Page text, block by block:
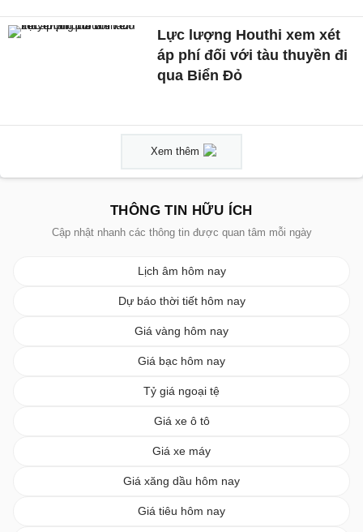
Lực lượng Houthi xem xét
áp phí đối với tàu thuyền đi
qua Biển Đỏ
Xem thêm
THÔNG TIN HỮU ÍCH
Cập nhật nhanh các thông tin được quan tâm mỗi ngày
Lịch âm hôm nay
Dự báo thời tiết hôm nay
Giá vàng hôm nay
Giá bạc hôm nay
Tỷ giá ngoại tệ
Giá xe ô tô
Giá xe máy
Giá xăng dầu hôm nay
Giá tiêu hôm nay